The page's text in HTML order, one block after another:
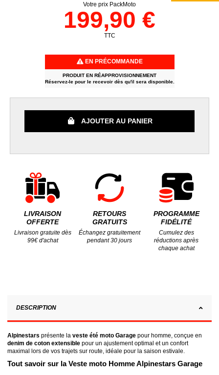
Votre prix PackMoto
199,90 €
TTC
EN PRÉCOMMANDE
PRODUIT EN RÉAPPROVISIONNEMENT
Réservez-le pour le recevoir dès qu'il sera disponible.
AJOUTER AU PANIER
LIVRAISON
OFFERTE
Livraison gratuite dès
99€ d'achat
RETOURS
GRATUITS
Échangez gratuitement
pendant 30 jours
PROGRAMME
FIDÉLITÉ
Cumulez des
réductions après
chaque achat
DESCRIPTION
Alpinestars présente la veste été moto Garage pour homme, conçue en
denim de coton extensible pour un ajustement optimal et un confort
maximal lors de vos trajets sur route, idéale pour la saison estivale.
Tout savoir sur la Veste moto Homme Alpinestars Garage